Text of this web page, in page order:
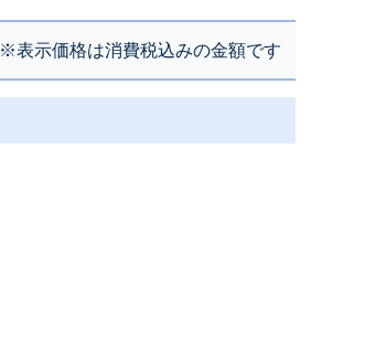
※表示価格は消費税込みの金額です